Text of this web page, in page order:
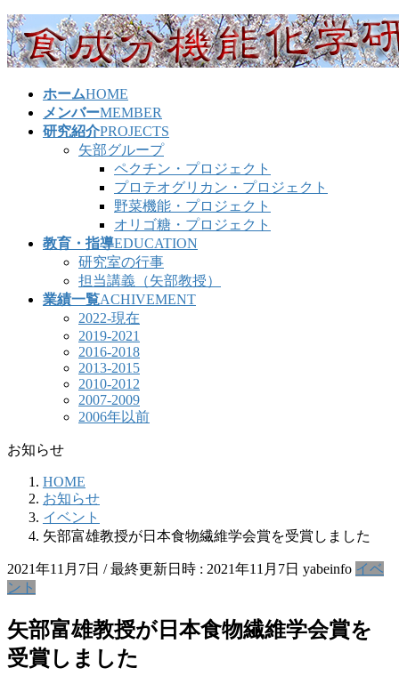
コ
ン
テ
ナ
ビ
ゲ
ホームHOME
メンバーMEMBER
研究紹介PROJECTS
矢部グループ
ペクチン・プロジェクト
プロテオグリカン・プロジェクト
野菜機能・プロジェクト
オリゴ糖・プロジェクト
教育・指導EDUCATION
研究室の行事
担当講義（矢部教授）
業績一覧ACHIVEMENT
2022-現在
2019-2021
2016-2018
2013-2015
2010-2012
2007-2009
2006年以前
お知らせ
HOME
お知らせ
イベント
矢部富雄教授が日本食物繊維学会賞を受賞しました
2021年11月7日 / 最終更新日時 : 2021年11月7日 yabeinfo イベ
ント
矢部富雄教授が日本食物繊維学会賞を
受賞しました